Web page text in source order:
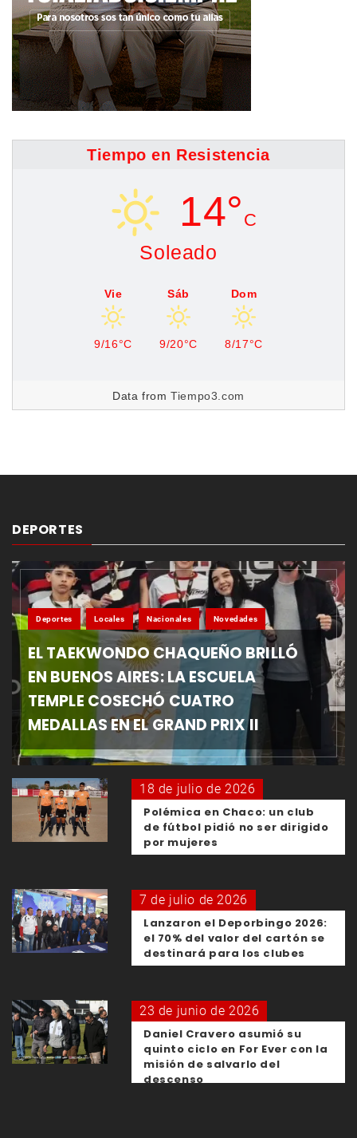
Tiempo en Resistencia
14° C
Soleado
Vie
9/16°C
Sáb
9/20°C
Dom
8/17°C
Data fromTiempo3.com
DEPORTES
Deportes Locales Nacionales Novedades
EL TAEKWONDO CHAQUEÑO BRILLÓ
EN BUENOS AIRES: LA ESCUELA
TEMPLE COSECHÓ CUATRO
MEDALLAS EN EL GRAND PRIX II
18 de julio de 2026
Polémica en Chaco: un club
de fútbol pidió no ser dirigido
por mujeres
7 de julio de 2026
Lanzaron el Deporbingo 2026:
el 70% del valor del cartón se
destinará para los clubes
23 de junio de 2026
Daniel Cravero asumió su
quinto ciclo en For Ever con la
misión de salvarlo del
descenso